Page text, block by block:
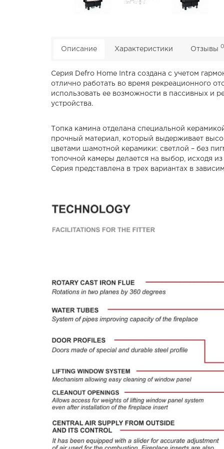
Описание Характеристики Отзывы 0
Серия Defro Home Intra создана с учетом
отлично работать во время рекреационного
использовать ее возможности в пассивных и
устройства.
Топка камина отделана специальной
прочный материал, который выдерживает
цветами шамотной керамики: светлой – без
топочной камеры делается на выбор, исходя
Серия представлена ​​в трех вариантах в